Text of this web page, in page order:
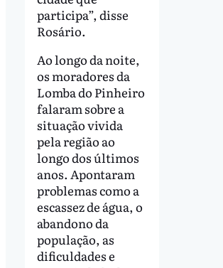
participa”, disse
Rosário.
Ao longo da noite,
os moradores da
Lomba do Pinheiro
falaram sobre a
situação vivida
pela região ao
longo dos últimos
anos. Apontaram
problemas como a
escassez de água, o
abandono da
população, as
dificuldades e